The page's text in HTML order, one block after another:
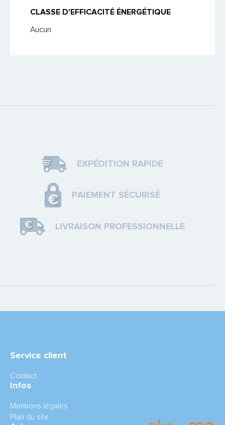
CLASSE D'EFFICACITÉ ÉNERGÉTIQUE
Aucun
EXPÉDITION RAPIDE
PAIEMENT SÉCURISÉ
LIVRAISON PROFESSIONNELLE
Service client
Contact
Infos
Mentions légales
Plan du site
Panier